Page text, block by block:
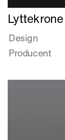
Læs
mere
om
Lyttekrone
Lyttekrone
Design
Producent